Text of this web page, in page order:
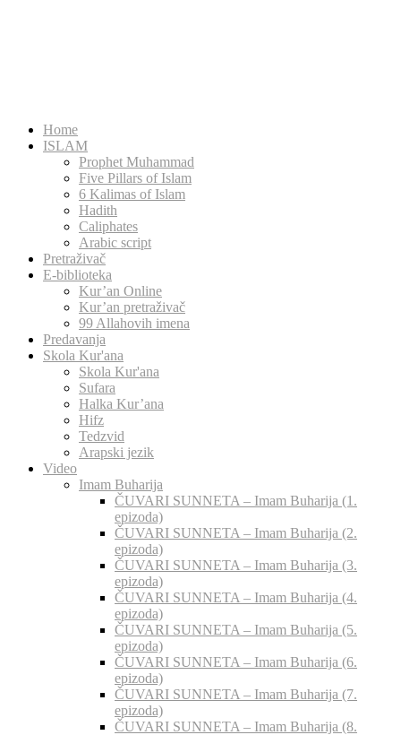
Home
ISLAM
Prophet Muhammad
Five Pillars of Islam
6 Kalimas of Islam
Hadith
Caliphates
Arabic script
Pretraživač
E-biblioteka
Kur’an Online
Kur’an pretraživač
99 Allahovih imena
Predavanja
Skola Kur'ana
Skola Kur'ana
Sufara
Halka Kur’ana
Hifz
Tedzvid
Arapski jezik
Video
Imam Buharija
ČUVARI SUNNETA – Imam Buharija (1.
epizoda)
ČUVARI SUNNETA – Imam Buharija (2.
epizoda)
ČUVARI SUNNETA – Imam Buharija (3.
epizoda)
ČUVARI SUNNETA – Imam Buharija (4.
epizoda)
ČUVARI SUNNETA – Imam Buharija (5.
epizoda)
ČUVARI SUNNETA – Imam Buharija (6.
epizoda)
ČUVARI SUNNETA – Imam Buharija (7.
epizoda)
ČUVARI SUNNETA – Imam Buharija (8.